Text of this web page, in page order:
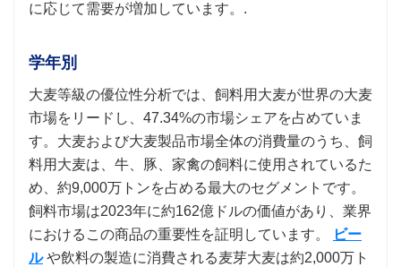
に応じて需要が増加しています。.
学年別
大麦等級の優位性分析では、飼料用大麦が世界の大麦
市場をリードし、47.34%の市場シェアを占めていま
す。大麦および大麦製品市場全体の消費量のうち、飼
料用大麦は、牛、豚、家禽の飼料に使用されているた
め、約9,000万トンを占める最大のセグメントです。
飼料市場は2023年に約162億ドルの価値があり、業界
におけるこの商品の重要性を証明しています。
ビー
ルや飲料の製造に消費される麦芽大麦は約2,000万ト